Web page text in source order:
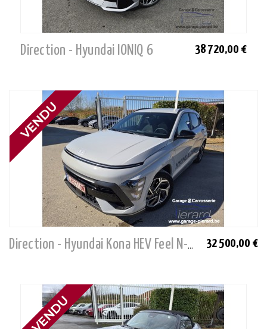
Direction - Hyundai IONIQ 6 38 720,00 €
Direction - Hyundai Kona HEV Feel N-Line 32 500,00 €